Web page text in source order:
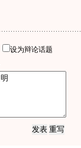
设为辩论话题